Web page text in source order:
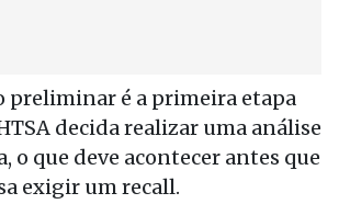
preliminar é a primeira etapa
decida realizar uma análise
o que deve acontecer antes que
exigir um recall.